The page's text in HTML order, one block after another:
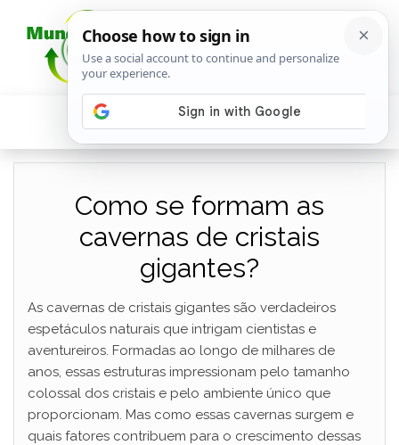
Como se formam as
cavernas de cristais
gigantes?
As cavernas de cristais gigantes são verdadeiros
espetáculos naturais que intrigam cientistas e
aventureiros. Formadas ao longo de milhares de
anos, essas estruturas impressionam pelo tamanho
colossal dos cristais e pelo ambiente único que
proporcionam. Mas como essas cavernas surgem e
quais fatores contribuem para o crescimento dessas